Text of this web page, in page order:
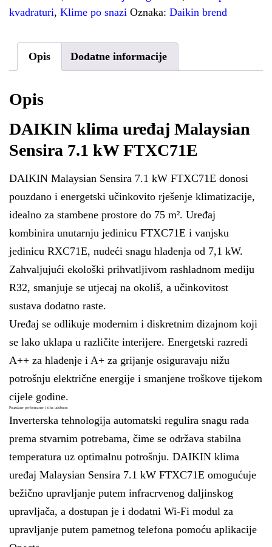
kvadraturi, Klime po snazi Oznaka: Daikin brend
Opis Dodatne informacije
Opis
DAIKIN klima uređaj Malaysian
Sensira 7.1 kW FTXC71E
DAIKIN Malaysian Sensira 7.1 kW FTXC71E donosi
pouzdano i energetski učinkovito rješenje klimatizacije,
idealno za stambene prostore do 75 m². Uređaj
kombinira unutarnju jedinicu FTXC71E i vanjsku
jedinicu RXC71E, nudeći snagu hlađenja od 7,1 kW.
Zahvaljujući ekološki prihvatljivom rashladnom mediju
R32, smanjuje se utjecaj na okoliš, a učinkovitost
sustava dodatno raste.
Uređaj se odlikuje modernim i diskretnim dizajnom koji
se lako uklapa u različite interijere. Energetski razredi
A++ za hlađenje i A+ za grijanje osiguravaju nižu
potrošnju električne energije i smanjene troškove tijekom
cijele godine.
Pouzdane performanse i tiha udobnost
Inverterska tehnologija automatski regulira snagu rada
prema stvarnim potrebama, čime se održava stabilna
temperatura uz optimalnu potrošnju. DAIKIN klima
uređaj Malaysian Sensira 7.1 kW FTXC71E omogućuje
bežično upravljanje putem infracrvenog daljinskog
upravljača, a dostupan je i dodatni Wi-Fi modul za
upravljanje putem pametnog telefona pomoću aplikacije